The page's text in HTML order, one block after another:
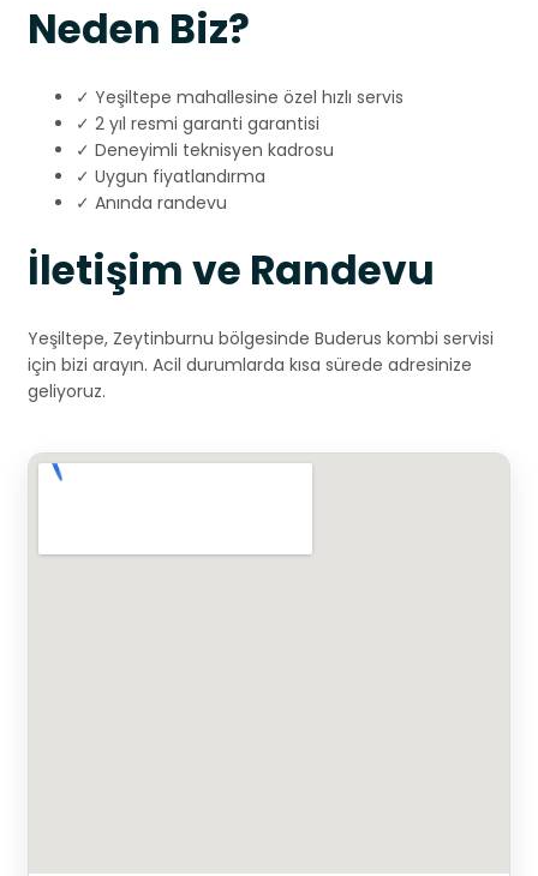
Neden Biz?
✓ Yeşiltepe mahallesine özel hızlı servis
✓ 2 yıl resmi garanti garantisi
✓ Deneyimli teknisyen kadrosu
✓ Uygun fiyatlandırma
✓ Anında randevu
İletişim ve Randevu
Yeşiltepe, Zeytinburnu bölgesinde Buderus kombi servisi
için bizi arayın. Acil durumlarda kısa sürede adresinize
geliyoruz.